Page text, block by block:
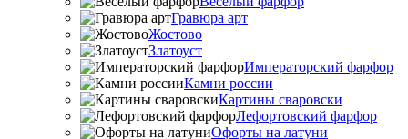
Гравюра арт
Жостово
Златоуст
Императорский фарфор
Камни россии
Картины сваровски
Лефортовский фарфор
Офорты на латуни